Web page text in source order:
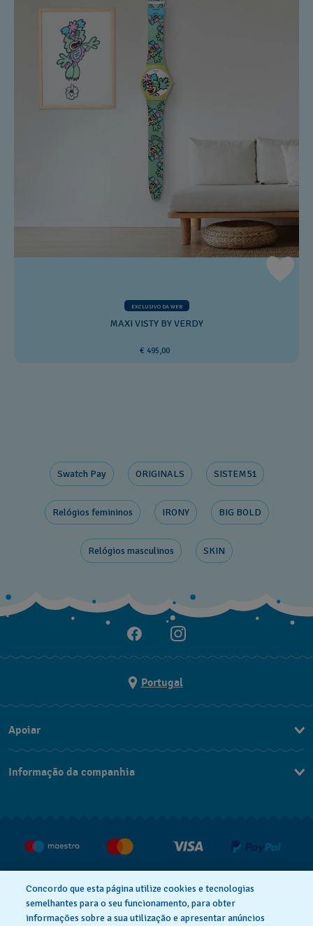
EXCLUSIVO DA WEB
MAXI VISTY BY VERDY
€ 495,00
Swatch Pay ORIGINALS SISTEM51
Relógios femininos IRONY BIG BOLD
Relógios masculinos SKIN
Portugal
Apoiar
Formulário De Contacto
FAQ
Informação da companhia
Concordo que esta página utilize cookies e tecnologias
semelhantes para o seu funcionamento, para obter
informações sobre a sua utilização e apresentar anúncios